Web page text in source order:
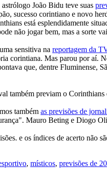
João Bidu teve suas
sucesso corintiano e novo
está esplendidamente
não jogar bem, mas a sorte
sensitiva na reportagem da
corintiana. Mas parou por aí.
que, dentre Fluminense,
também previam o Corinthians
também as previsões de
Mauro Beting e Diogo
e os índices de acerto não
, místicos, previsões de